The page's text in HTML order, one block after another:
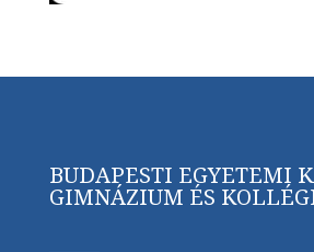
BUDAPESTI EGYETEMI
GIMNÁZIUM ÉS